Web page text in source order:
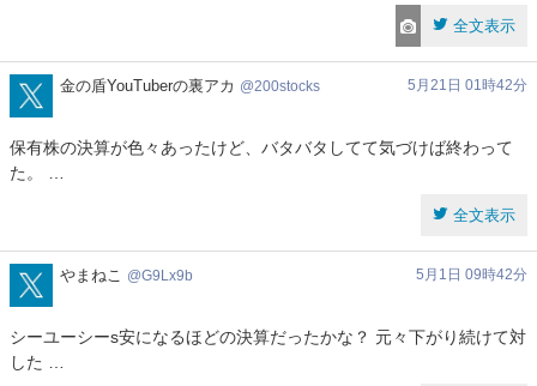
全文表示
200stocks
金の盾YouTuberの裏アカ 200stocks 5月21日 01時42分
保有株の決算が色々あったけど、バタバタしてて気づけば終わって
た。 …
全文表示
G9Lx9b
やまねこ G9Lx9b 5月1日 09時42分
シーユーシーs安になるほどの決算だったかな？ 元々下がり続けて対
した …